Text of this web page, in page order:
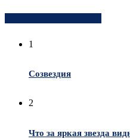
1
Созвездия
2
Что за яркая звезда